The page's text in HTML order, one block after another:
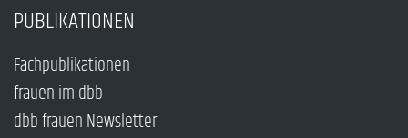
PUBLIKATIONEN
Fachpublikationen
frauen im dbb
dbb frauen Newsletter